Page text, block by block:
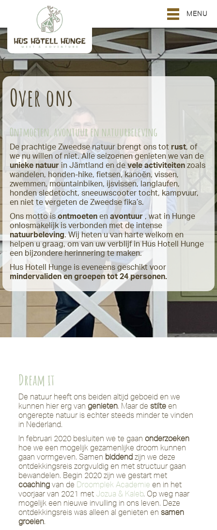
MENU
Over ons
Ontmoeten, avontuur en natuurbeleving
De prachtige Zweedse natuur brengt ons tot rust, of
we nu willen of niet. Alle seizoenen genieten we van de
unieke natuur in Jämtland en de vele activiteiten zoals
wandelen, honden-hike, fietsen, kanoën, vissen,
zwemmen, mountainbiken, ijsvissen, langlaufen,
honden sledetocht, sneeuwscooter tocht, kampvuur,
en niet te vergeten de Zweedse fika’s.
Ons motto isontmoeten en avontuur , wat in Hunge
onlosmakelijk is verbonden met de intense
natuurbeleving. Wij heten u van harte welkom en
helpen u graag, om van uw verblijf in Hus Hotell Hunge
een bijzondere herinnering te maken.
Hus Hotell Hunge is eveneens geschikt voor
mindervaliden en groepen tot 24 personen.
Dream it
De natuur heeft ons beiden altijd geboeid en we
kunnen hier erg van genieten. Maar de stilteen
ongerepte natuur is echter steeds minder te vinden
in Nederland.
In februari 2020 besluiten we te gaan onderzoeken
hoe we een mogelijk gezamenlijke droom kunnen
gaan vormgeven. Samen biddendzijn we deze
ontdekkingsreis zorgvuldig en met structuur gaan
bewandelen. Begin 2020 zijn we gestart met
coachingvan de Droomplek Academie en in het
voorjaar van 2021 met Jozua & Kaleb. Op weg naar
mogelijk een nieuwe invulling in ons leven. Deze
ontdekkingsreis was alleen al genieten en samen
groeien.